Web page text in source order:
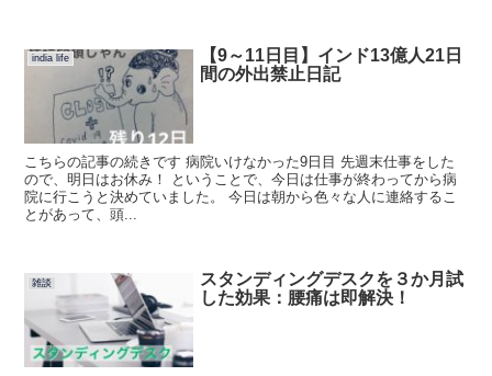
india life
【9～11日目】インド13億人21日
間の外出禁止日記
こちらの記事の続きです 病院いけなかった9日目 先週末仕事をした
ので、明日はお休み！ ということで、今日は仕事が終わってから病
院に行こうと決めていました。 今日は朝から色々な人に連絡するこ
とがあって、頭...
雑談
スタンディングデスクを３か月試
した効果：腰痛は即解決！